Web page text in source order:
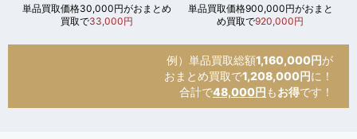
単品買取価格30,000円がおまとめ
買取で33,000円
単品買取価格900,000円がおまと
め買取で920,000円
例）単品買取総額1,160,000円が
おまとめ買取で1,208,000円に！
合計で48,000円 もお得です！